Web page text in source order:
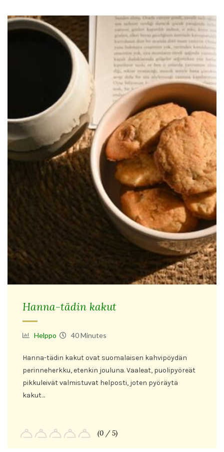
Hanna-tädin kakut
Helppo 40 Minutes
Hanna-tädin kakut ovat suomalaisen kahvipöydän
perinneherkku, etenkin jouluna. Vaaleat, puolipyöreät
pikkuleivät valmistuvat helposti, joten pyöräytä
kakut…
(0 / 5)